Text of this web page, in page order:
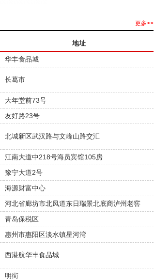
更多>>
地址
华丰食品城
长葛市
大年堂前73号
友好路23号
北城新区武汉路与文峰山路交汇
江南大道中218号海员宾馆105房
豫宁大道2号
海源财富中心
河北省廊坊市北凤道东日瑞景北底商泸州老窖
青岛保税区
惠州市惠阳区淡水镇星河湾
西港航华丰食品城
明街